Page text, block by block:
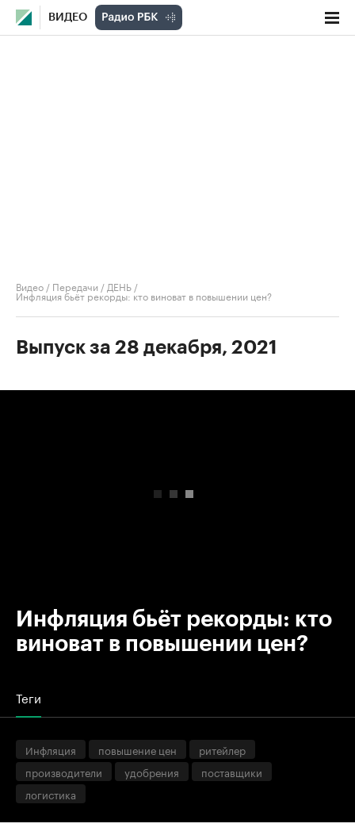
ВИДЕО
Видео / Передачи / ДЕНЬ /
Инфляция бьёт рекорды: кто виноват в повышении цен?
Выпуск за 28 декабря, 2021
Инфляция бьёт рекорды: кто
виноват в повышении цен?
Теги
Инфляция повышение цен
ритейлер
производители
удобрения
поставщики
логистика